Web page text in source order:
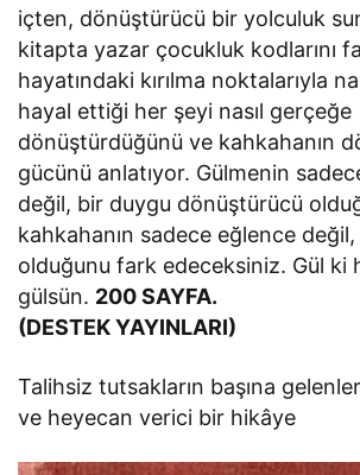
içten, dönüştürücü bir yolculuk
kitapta yazar çocukluk kodlarını
hayatındaki kırılma noktalarıyla
hayal ettiği her şeyi nasıl gerçeğe
dönüştürdüğünü ve kahkahanın
gücünü anlatıyor. Gülmenin
değil, bir duygu dönüştürücü
kahkahanın sadece eğlence
olduğunu fark edeceksiniz. Gül ki
gülsün. 200 SAYFA.
(DESTEK YAYINLARI)
Talihsiz tutsakların başına
ve heyecan verici bir hikâye